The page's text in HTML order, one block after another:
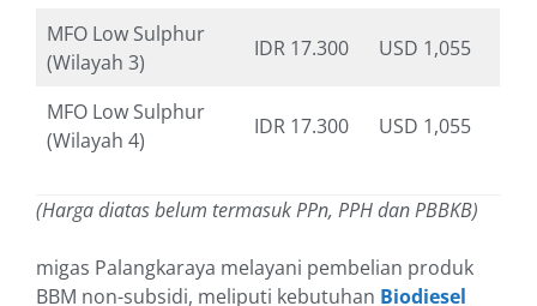
MFO Low Sulphur
(Wilayah 3)
IDR 17.300 USD 1,055
MFO Low Sulphur
(Wilayah 4)
IDR 17.300 USD 1,055
(Harga diatas belum termasuk PPn, PPH dan PBBKB)
migas Palangkaraya melayani pembelian produk
BBM non-subsidi, meliputi kebutuhan Biodiesel